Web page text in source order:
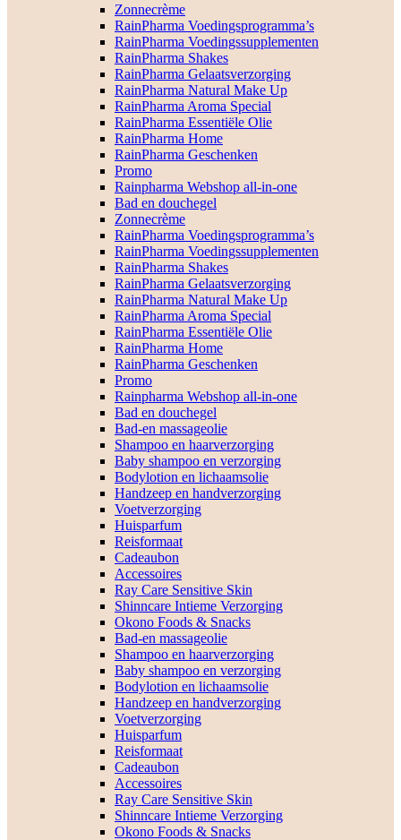
Zonnecrème
RainPharma Voedingsprogramma’s
RainPharma Voedingssupplementen
RainPharma Shakes
RainPharma Gelaatsverzorging
RainPharma Natural Make Up
RainPharma Aroma Special
RainPharma Essentiële Olie
RainPharma Home
RainPharma Geschenken
Promo
Rainpharma Webshop all-in-one
Bad en douchegel
Zonnecrème
RainPharma Voedingsprogramma’s
RainPharma Voedingssupplementen
RainPharma Shakes
RainPharma Gelaatsverzorging
RainPharma Natural Make Up
RainPharma Aroma Special
RainPharma Essentiële Olie
RainPharma Home
RainPharma Geschenken
Promo
Rainpharma Webshop all-in-one
Bad en douchegel
Bad-en massageolie
Shampoo en haarverzorging
Baby shampoo en verzorging
Bodylotion en lichaamsolie
Handzeep en handverzorging
Voetverzorging
Huisparfum
Reisformaat
Cadeaubon
Accessoires
Ray Care Sensitive Skin
Shinncare Intieme Verzorging
Okono Foods & Snacks
Bad-en massageolie
Shampoo en haarverzorging
Baby shampoo en verzorging
Bodylotion en lichaamsolie
Handzeep en handverzorging
Voetverzorging
Huisparfum
Reisformaat
Cadeaubon
Accessoires
Ray Care Sensitive Skin
Shinncare Intieme Verzorging
Okono Foods & Snacks